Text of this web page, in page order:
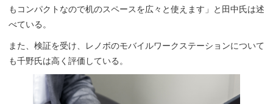
もコンパクトなので机のスペースを広々と使えます」と田中氏は述
べている。
また、検証を受け、レノボのモバイルワークステーションについて
も千野氏は高く評価している。